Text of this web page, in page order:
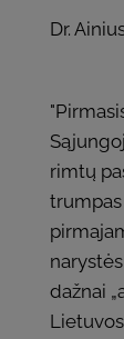
Dr.
rimtų
dažnai